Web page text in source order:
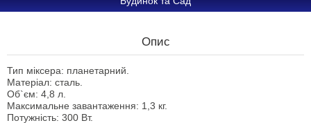
Опис
Тип міксера: планетарний.
Матеріал: сталь.
Об`єм: 4,8 л.
Максимальне завантаження: 1,3 кг.
Потужність: 300 Вт.